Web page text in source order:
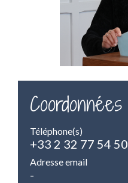
Coordonnées
Téléphone(s)
+33 2 32 77 54 50
Adresse email
-